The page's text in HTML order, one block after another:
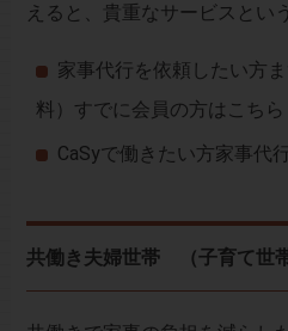
えると、貴重なサービスとい
家事代行を依頼したい方
料） すでに会員の方はこちら
CaSyで働きたい方家事代
共働き夫婦世帯 （子育て世帯